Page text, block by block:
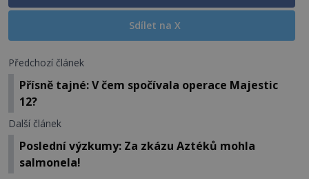
Sdílet na X
Předchozí článek
Přísně tajné: V čem spočívala operace Majestic
12?
Další článek
Poslední výzkumy: Za zkázu Aztéků mohla
salmonela!